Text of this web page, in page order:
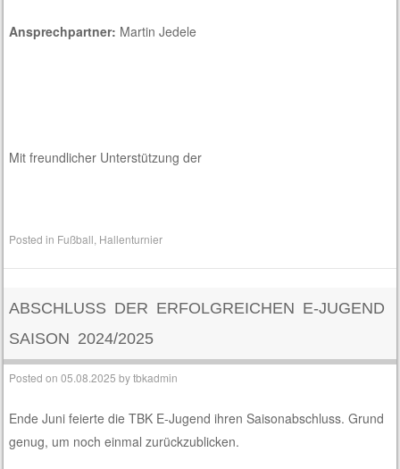
Ansprechpartner: Martin Jedele
Mit freundlicher Unterstützung der
Posted in Fußball Hallenturnier
ABSCHLUSS DER ERFOLGREICHEN E-JUGEND
SAISON 2024/2025
Posted on05.08.2025 bytbkadmin
Ende Juni feierte die TBK E-Jugend ihren Saisonabschluss. Grund
genug, um noch einmal zurückzublicken.